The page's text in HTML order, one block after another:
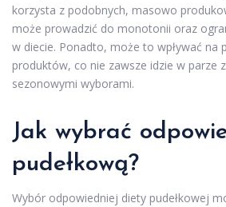
korzysta z podobnych, masowo
może prowadzić do monotonii oraz
w diecie. Ponadto, może to wpływać na
produktów, co nie zawsze idzie w parze
sezonowymi wyborami.
Jak wybrać
pudełkową?
Wybór odpowiedniej diety pudełkowej